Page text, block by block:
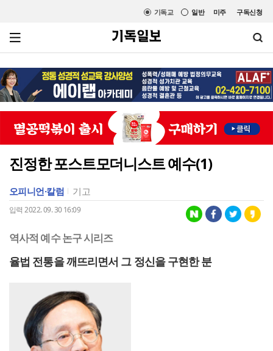
미주 구독신청
일반
기독교
진정한 포스트모더니스트 예수(1)
오피니언·칼럼 기고
입력 2022. 09. 30 16:09
역사적 예수 논구 시리즈
율법 전통을 깨뜨리면서 그 정신을 구현한 분